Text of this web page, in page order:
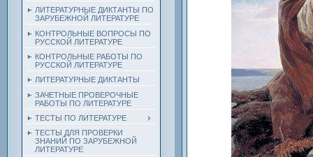
ЛИТЕРАТУРНЫЕ ДИКТАНТЫ ПО
ЗАРУБЕЖНОЙ ЛИТЕРАТУРЕ
КОНТРОЛЬНЫЕ ВОПРОСЫ ПО
РУССКОЙ ЛИТЕРАТУРЕ
КОНТРОЛЬНЫЕ РАБОТЫ ПО
РУССКОЙ ЛИТЕРАТУРЕ
ЛИТЕРАТУРНЫЕ ДИКТАНТЫ
ЗАЧЕТНЫЕ ПРОВЕРОЧНЫЕ
РАБОТЫ ПО ЛИТЕРАТУРЕ
ТЕСТЫ ПО ЛИТЕРАТУРЕ
ТЕСТЫ ДЛЯ ПРОВЕРКИ
ЗНАНИЙ ПО ЗАРУБЕЖНОЙ
ЛИТЕРАТУРЕ